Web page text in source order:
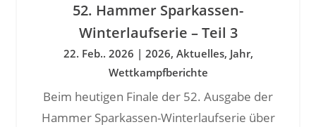
52. Hammer Sparkassen-
Winterlaufserie – Teil 3
22. Feb.. 2026 | 2026, Aktuelles, Jahr,
Wettkampfberichte
Beim heutigen Finale der 52. Ausgabe der
Hammer Sparkassen-Winterlaufserie über